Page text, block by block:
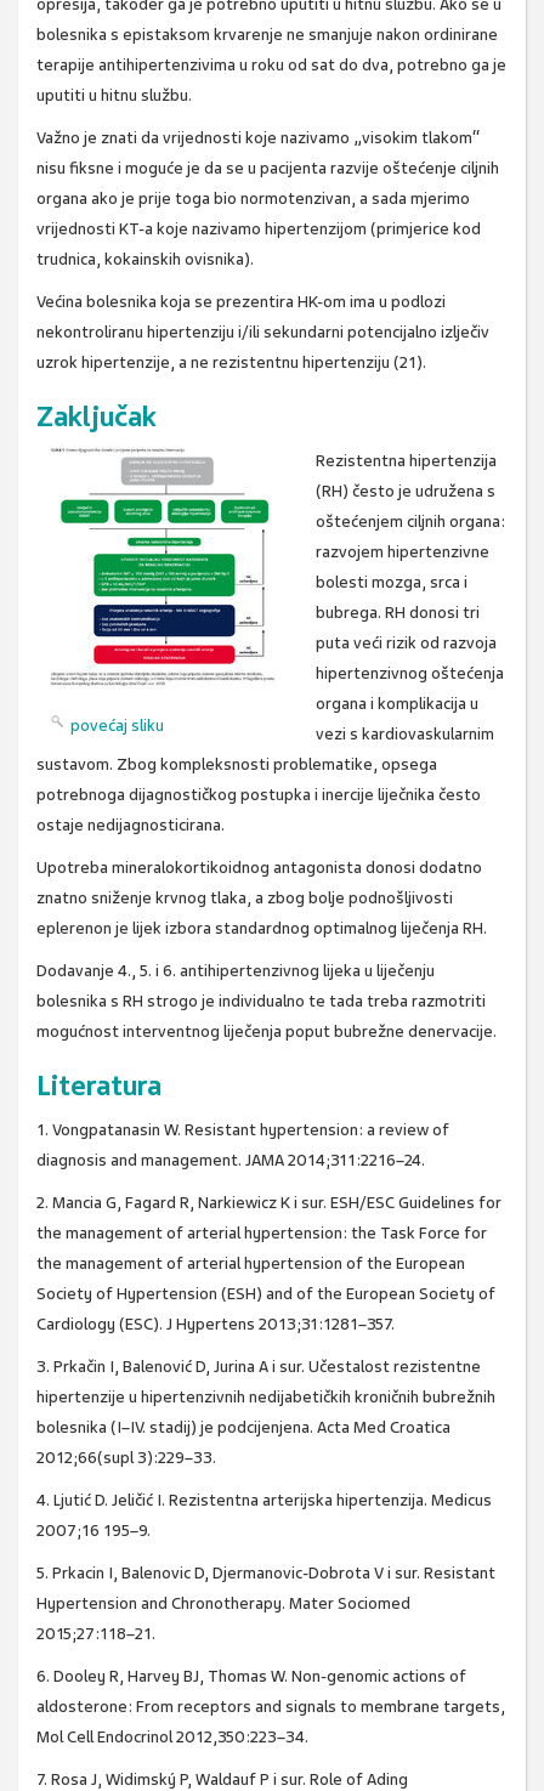
opresija, također ga je potrebno uputiti u hitnu službu. Ako se u
bolesnika s epistaksom krvarenje ne smanjuje nakon ordinirane
terapije antihipertenzivima u roku od sat do dva, potrebno ga je
uputiti u hitnu službu.
Važno je znati da vrijednosti koje nazivamo „visokim tlakom“
nisu fiksne i moguće je da se u pacijenta razvije oštećenje ciljnih
organa ako je prije toga bio normotenzivan, a sada mjerimo
vrijednosti KT-a koje nazivamo hipertenzijom (primjerice kod
trudnica, kokainskih ovisnika).
Većina bolesnika koja se prezentira HK-om ima u podlozi
nekontroliranu hipertenziju i/ili sekundarni potencijalno izlječiv
uzrok hipertenzije, a ne rezistentnu hipertenziju (21).
Zaključak
povećaj sliku
Rezistentna hipertenzija
(RH) često je udružena s
oštećenjem ciljnih organa:
razvojem hipertenzivne
bolesti mozga, srca i
bubrega. RH donosi tri
puta veći rizik od razvoja
hipertenzivnog oštećenja
organa i komplikacija u
vezi s kardiovaskularnim
sustavom. Zbog kompleksnosti problematike, opsega
potrebnoga dijagnostičkog postupka i inercije liječnika često
ostaje nedijagnosticirana.
Upotreba mineralokortikoidnog antagonista donosi dodatno
znatno sniženje krvnog tlaka, a zbog bolje podnošljivosti
eplerenon je lijek izbora standardnog optimalnog liječenja RH.
Dodavanje 4., 5. i 6. antihipertenzivnog lijeka u liječenju
bolesnika s RH strogo je individualno te tada treba razmotriti
mogućnost interventnog liječenja poput bubrežne denervacije.
Literatura
1. Vongpatanasin W. Resistant hypertension: a review of
diagnosis and management. JAMA 2014;311:2216–24.
2. Mancia G, Fagard R, Narkiewicz K i sur. ESH/ESC Guidelines for
the management of arterial hypertension: the Task Force for
the management of arterial hypertension of the European
Society of Hypertension (ESH) and of the European Society of
Cardiology (ESC). J Hypertens 2013;31:1281–357.
3. Prkačin I, Balenović D, Jurina A i sur. Učestalost rezistentne
hipertenzije u hipertenzivnih nedijabetičkih kroničnih bubrežnih
bolesnika (I–IV. stadij) je podcijenjena. Acta Med Croatica
2012;66(supl 3):229–33.
4. Ljutić D. Jeličić I. Rezistentna arterijska hipertenzija. Medicus
2007;16 195–9.
5. Prkacin I, Balenovic D, Djermanovic-Dobrota V i sur. Resistant
Hypertension and Chronotherapy. Mater Sociomed
2015;27:118–21.
6. Dooley R, Harvey BJ, Thomas W. Non-genomic actions of
aldosterone: From receptors and signals to membrane targets,
Mol Cell Endocrinol 2012,350:223–34.
7. Rosa J, Widimský P, Waldauf P i sur. Role of Ading